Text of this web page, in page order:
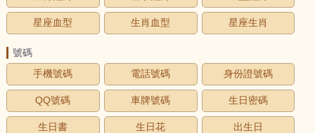
星座血型 生肖血型 星座生肖
號碼
手機號碼
電話號碼 身份證號碼
QQ號碼 車牌號碼 生日密碼
生日書 生日花 出生日